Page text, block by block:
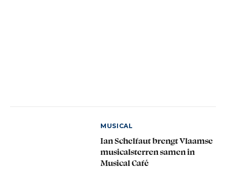
MUSICAL
Ian Schelfaut brengt Vlaamse
musicalsterren samen in
Musical Café